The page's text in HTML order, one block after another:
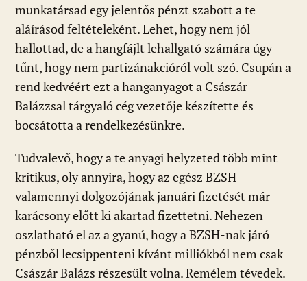
munkatársad egy jelentős pénzt szabott a te
aláírásod feltételeként. Lehet, hogy nem jól
hallottad, de a hangfájlt lehallgató számára úgy
tűnt, hogy nem partizánakcióról volt szó. Csupán a
rend kedvéért ezt a hanganyagot a Császár
Balázzsal tárgyaló cég vezetője készítette és
bocsátotta a rendelkezésünkre.
Tudvalevő, hogy a te anyagi helyzeted több mint
kritikus, oly annyira, hogy az egész BZSH
valamennyi dolgozójának januári fizetését már
karácsony előtt ki akartad fizettetni. Nehezen
oszlatható el az a gyanú, hogy a BZSH-nak járó
pénzből lecsippenteni kívánt milliókból nem csak
Császár Balázs részesült volna. Remélem tévedek.